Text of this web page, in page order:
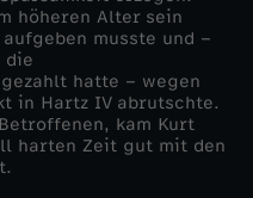
höheren Alter sein
musste und –
die
hatte – wegen
in Hartz IV abrutschte.
kam Kurt
harten Zeit gut mit den